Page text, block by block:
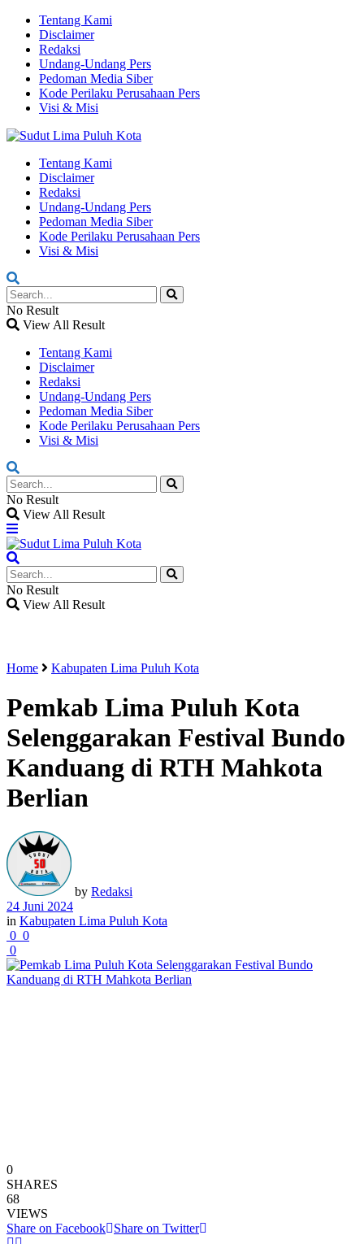
Tentang Kami
Disclaimer
Redaksi
Undang-Undang Pers
Pedoman Media Siber
Kode Perilaku Perusahaan Pers
Visi & Misi
Tentang Kami
Disclaimer
Redaksi
Undang-Undang Pers
Pedoman Media Siber
Kode Perilaku Perusahaan Pers
Visi & Misi
No Result
View All Result
Tentang Kami
Disclaimer
Redaksi
Undang-Undang Pers
Pedoman Media Siber
Kode Perilaku Perusahaan Pers
Visi & Misi
No Result
View All Result
No Result
View All Result
Home Kabupaten Lima Puluh Kota
Pemkab Lima Puluh Kota
Selenggarakan Festival Bundo
Kanduang di RTH Mahkota
Berlian
by Redaksi
24 Juni 2024
in Kabupaten Lima Puluh Kota
0 0
0
0
SHARES
68
VIEWS
Share on Facebook
Share on Twitter